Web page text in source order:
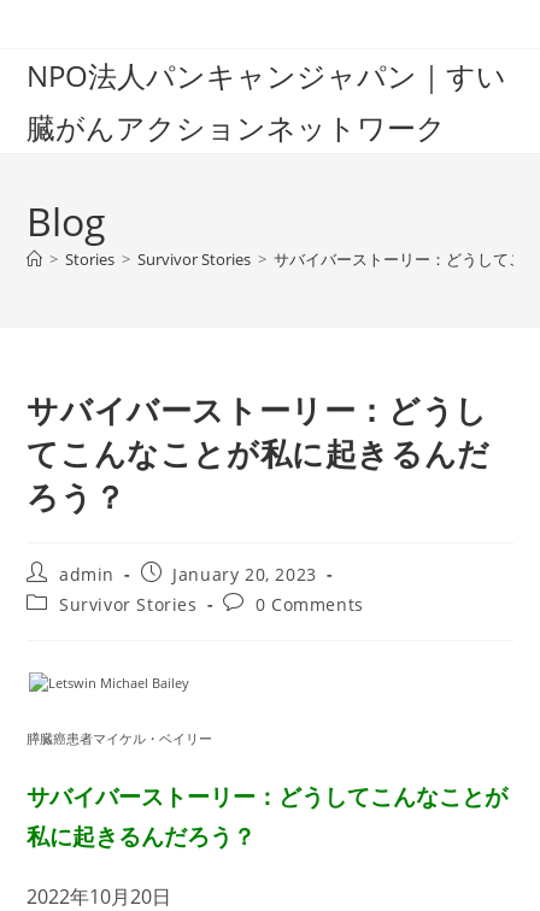
contentNPO法人パンキャンジャパン｜すい
臓がんアクションネットワーク
Blog
> Stories > Survivor Stories > サバイバーストーリー：どうしてこ
サバイバーストーリー：どうし
てこんなことが私に起きるんだ
ろう？
Post
author:
admin
Post
published:
January 20, 2023
PostSurvivor Stories
Post0 Comments
膵臓癌患者マイケル・ベイリー
サバイバーストーリー：どうしてこんなことが
私に起きるんだろう？
2022年10月20日